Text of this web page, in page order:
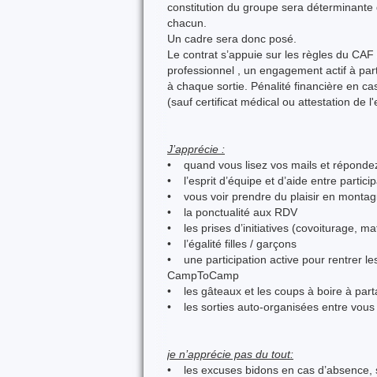
constitution du groupe sera
chacun.
Un cadre sera donc posé.
Le contrat s’appuie sur les règles du
professionnel , un engagement actif à
à chaque sortie. Pénalité financière en
(sauf certificat médical ou attestation de
J’apprécie :
• quand vous lisez vos mails et
• l’esprit d’équipe et d’aide entre
• vous voir prendre du plaisir en
• la ponctualité aux RDV
• les prises d’initiatives (covoiturage,
• l’égalité filles / garçons
• une participation active pour rentrer
CampToCamp
• les gâteaux et les coups à boire à
• les sorties auto-organisées entre vous
je n’apprécie pas du tout:
• les excuses bidons en cas d’absence,